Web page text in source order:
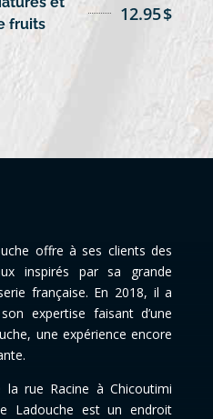
fruits
$
12.95
offre à ses clients des
inspirés par sa grande
française. En 2018, il a
expertise faisant d’une
une expérience encore
rue Racine à Chicoutimi
Ladouche est un endroit